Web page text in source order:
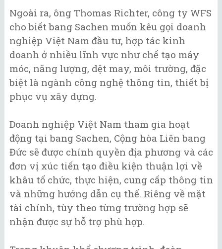
Ngoài ra, ông Thomas Richter, công ty WFS
cho biết bang Sachen muốn kêu gọi doanh
nghiệp Việt Nam đầu tư, hợp tác kinh
doanh ở nhiều lĩnh vực như chế tạo máy
móc, năng lượng, dệt may, môi trường, đặc
biệt là ngành công nghệ thông tin, thiết bị
phục vụ xây dựng.
Doanh nghiệp Việt Nam tham gia hoạt
động tại bang Sachen, Cộng hòa Liên bang
Đức sẽ được chính quyền địa phương và các
đơn vị xúc tiến tạo điều kiện thuận lợi về
khâu tổ chức, thực hiện, cung cấp thông tin
và những hướng dẫn cụ thể. Riêng về mặt
tài chính, tùy theo từng trường hợp sẽ
nhận được sự hỗ trợ phù hợp.